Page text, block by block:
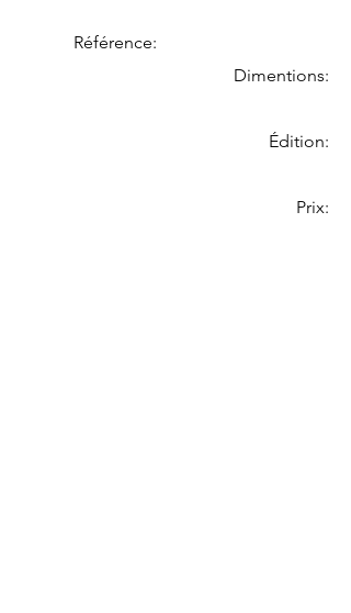
Référence:
Dimentions:
Édition:
Prix: